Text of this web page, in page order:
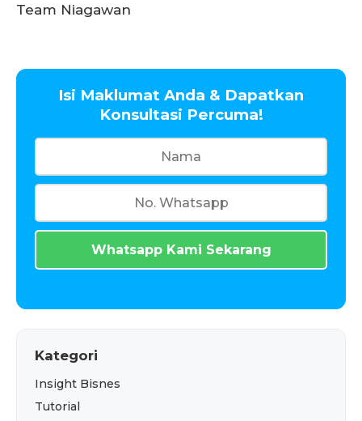
Team Niagawan
Isi Maklumat Anda & Dapatkan
Konsultasi Percuma!
Whatsapp Kami Sekarang
Kategori
Insight Bisnes
Tutorial